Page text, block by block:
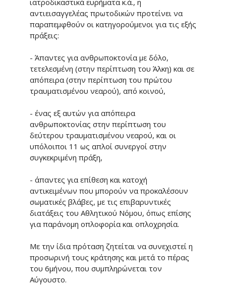
αντιεισαγγελέας πρωτοδικών προτείνει να
παραπεμφθούν οι κατηγορούμενοι για τις εξής
πράξεις:
- Άπαντες για ανθρωποκτονία με δόλο,
τετελεσμένη (στην περίπτωση του Άλκη) και σε
απόπειρα (στην περίπτωση του πρώτου
τραυματισμένου νεαρού), από κοινού,
- ένας εξ αυτών για απόπειρα
ανθρωποκτονίας στην περίπτωση του
δεύτερου τραυματισμένου νεαρού, και οι
υπόλοιποι 11 ως απλοί συνεργοί στην
συγκεκριμένη πράξη,
- άπαντες για επίθεση και κατοχή
αντικειμένων που μπορούν να προκαλέσουν
σωματικές βλάβες, με τις επιβαρυντικές
διατάξεις του Αθλητικού Νόμου, όπως επίσης
για παράνομη οπλοφορία και οπλοχρησία.
Με την ίδια πρόταση ζητείται να συνεχιστεί η
προσωρινή τους κράτησης και μετά το πέρας
του 6μήνου, που συμπληρώνεται τον
Αύγουστο.